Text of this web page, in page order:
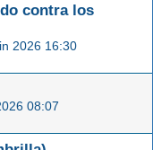
contra los
2026 16:30
08:07